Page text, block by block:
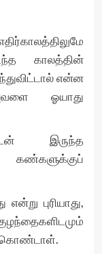
காலத்தின்
என்ன
ஓயாது
இருந்த
கண்களுக்குப்
புரியாது,